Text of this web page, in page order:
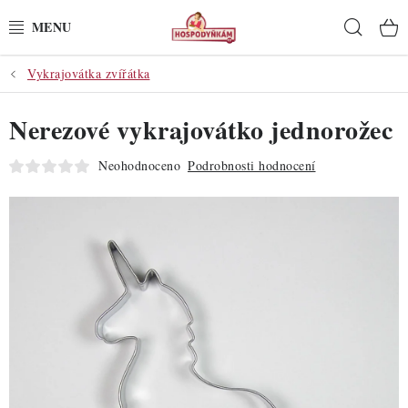
na
POTŘEBY
POMŮCKY
SUROVINY
DO KUCHYNĚ
Vykrajovátka zvířátka
Nerezové vykrajovátko jednorožec
Neohodnoceno Podrobnosti hodnocení